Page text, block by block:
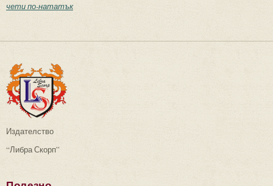
чети по-нататък
Издателство
“Либра Скорп”